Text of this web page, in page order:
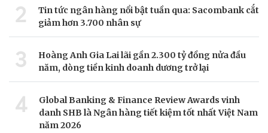
2
Tin tức ngân hàng nổi bật tuần qua: Sacombank cắt
giảm hơn 3.700 nhân sự
3
Hoàng Anh Gia Lai lãi gần 2.300 tỷ đồng nửa đầu
năm, dòng tiền kinh doanh dương trở lại
4
Global Banking & Finance Review Awards vinh
danh SHB là Ngân hàng tiết kiệm tốt nhất Việt Nam
năm 2026